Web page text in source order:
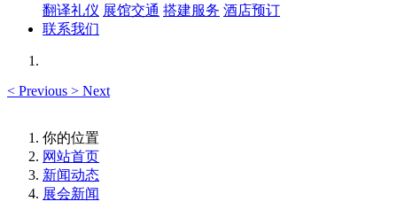
翻译礼仪 展馆交通 搭建服务 酒店预订
联系我们
< Previous > Next
你的位置
网站首页
新闻动态
展会新闻